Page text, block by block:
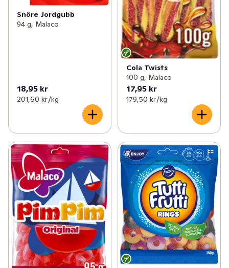
Snöre Jordgubb
94 g, Malaco
18,95 kr
201,60 kr /kg
Cola Twists
100 g, Malaco
17,95 kr
179,50 kr /kg